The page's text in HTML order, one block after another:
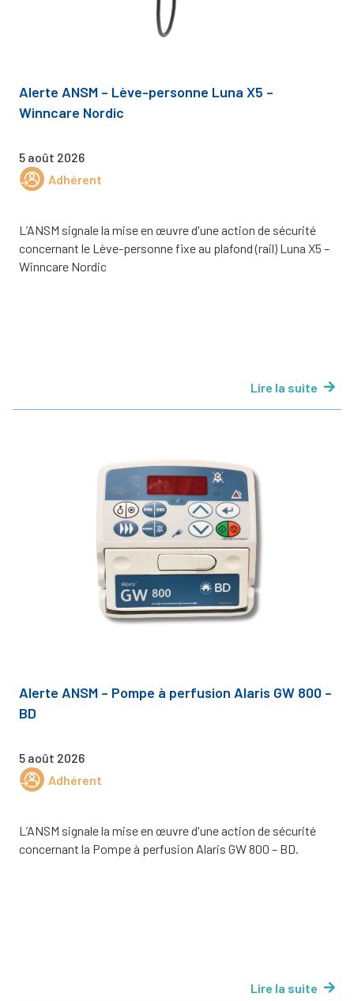
Alerte ANSM – Lève-personne Luna X5 –
Winncare Nordic
5 août 2026
Adhérent
L’ANSM signale la mise en œuvre d'une action de sécurité
concernant le Lève-personne fixe au plafond (rail) Luna X5 –
Winncare Nordic
Lire la suite
Alerte ANSM – Pompe à perfusion Alaris GW 800 –
BD
5 août 2026
Adhérent
L’ANSM signale la mise en œuvre d'une action de sécurité
concernant la Pompe à perfusion Alaris GW 800 – BD.
Lire la suite